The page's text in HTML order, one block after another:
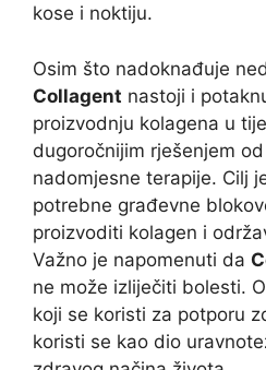
kose i noktiju.
Osim što nadoknađuje
Collagent nastoji i
proizvodnju kolagena u
dugoročnijim rješenjem
nadomjesne terapije. Cilj
potrebne građevne
proizvoditi kolagen i
Važno je napomenuti da
ne može izliječiti bolesti.
koji se koristi za potporu
koristi se kao dio